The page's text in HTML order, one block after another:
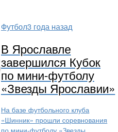
Футбол3 года назад
В Ярославле
завершился Кубок
по мини-футболу
«Звезды Ярославии»
На базе футбольного клуба
«Шинник» прошли соревнования
по мини-футболу «Звезды